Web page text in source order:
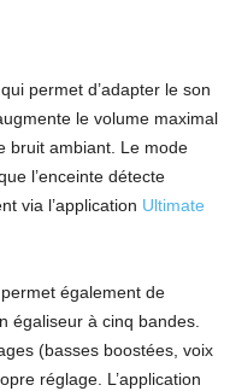
permet d’adapter le son
le volume maximal
bruit ambiant. Le mode
l’enceinte détecte
via l’application Ultimate
permet également de
égaliseur à cinq bandes.
(basses boostées, voix
réglage. L’application